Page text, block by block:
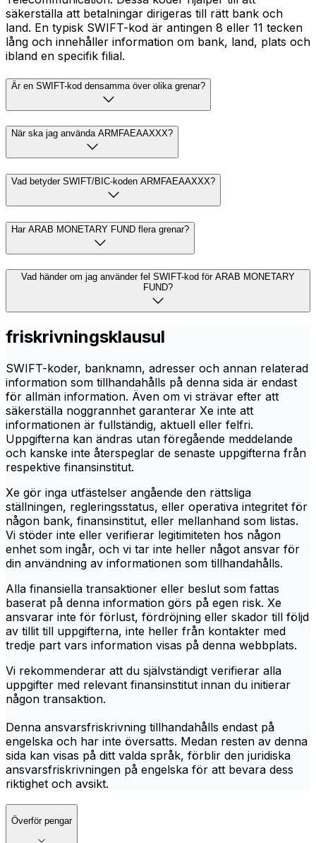
säkerställa att betalningar dirigeras till rätt bank och
land. En typisk SWIFT-kod är antingen 8 eller 11 tecken
lång och innehåller information om bank, land, plats och
ibland en specifik filial.
Är en SWIFT-kod densamma över olika grenar?
När ska jag använda ARMFAEAAXXX?
Vad betyder SWIFT/BIC-koden ARMFAEAAXXX?
Har ARAB MONETARY FUND flera grenar?
Vad händer om jag använder fel SWIFT-kod för ARAB MONETARY
FUND?
friskrivningsklausul
SWIFT-koder, banknamn, adresser och annan relaterad
information som tillhandahålls på denna sida är endast
för allmän information. Även om vi strävar efter att
säkerställa noggrannhet garanterar Xe inte att
informationen är fullständig, aktuell eller felfri.
Uppgifterna kan ändras utan föregående meddelande
och kanske inte återspeglar de senaste uppgifterna från
respektive finansinstitut.
Xe gör inga utfästelser angående den rättsliga
ställningen, regleringsstatus, eller operativa integritet för
någon bank, finansinstitut, eller mellanhand som listas.
Vi stöder inte eller verifierar legitimiteten hos någon
enhet som ingår, och vi tar inte heller något ansvar för
din användning av informationen som tillhandahålls.
Alla finansiella transaktioner eller beslut som fattas
baserat på denna information görs på egen risk. Xe
ansvarar inte för förlust, fördröjning eller skador till följd
av tillit till uppgifterna, inte heller från kontakter med
tredje part vars information visas på denna webbplats.
Vi rekommenderar att du självständigt verifierar alla
uppgifter med relevant finansinstitut innan du initierar
någon transaktion.
Denna ansvarsfriskrivning tillhandahålls endast på
engelska och har inte översatts. Medan resten av denna
sida kan visas på ditt valda språk, förblir den juridiska
ansvarsfriskrivningen på engelska för att bevara dess
riktighet och avsikt.
Överför pengar